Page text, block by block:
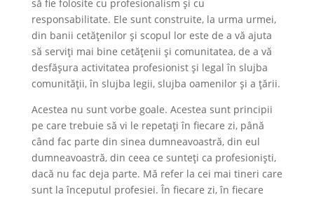
să fie folosite cu profesionalism și cu
responsabilitate. Ele sunt construite, la urma urmei,
din banii cetățenilor și scopul lor este de a vă ajuta
să serviți mai bine cetățenii și comunitatea, de a vă
desfășura activitatea profesionist și legal în slujba
comunității, în slujba legii, slujba oamenilor și a țării.
Acestea nu sunt vorbe goale. Acestea sunt principii
pe care trebuie să vi le repetați în fiecare zi, până
când fac parte din sinea dumneavoastră, din eul
dumneavoastră, din ceea ce sunteți ca profesioniști,
dacă nu fac deja parte. Mă refer la cei mai tineri care
sunt la începutul profesiei. În fiecare zi, în fiecare